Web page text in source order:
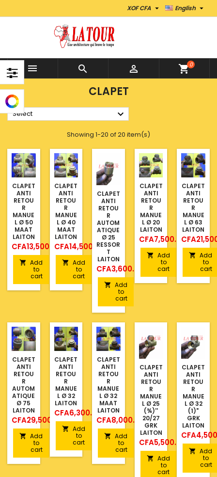
English 
XOF CFA 
   shopping_cart0
CLAPET
Select 
Showing 1-20 of 20 item(s)
CLAPET
ANTI
RETOU
R
MANUE
L Ø 50
MAAT
LAITON
Price
CFA13,500.00
 Add
to
cart
CLAPET
ANTI
RETOU
R
MANUE
L Ø 40
MAAT
LAITON
Price
CFA14,500.00
 Add
to
cart
CLAPET
ANTI
RETOU
R
AUTOM
ATIQUE
Ø 25
RESSOR
T
LAITON
Price
CFA3,600.00

Add
to
cart
CLAPET
ANTI
RETOU
R
MANUE
L Ø 20
LAITON
Price
CFA7,500.00
 Add
to
cart
CLAPET
ANTI
RETOU
R
MANUE
L Ø 63
LAITON
Price

Add
to
cart
CLAPET
ANTI
RETOU
R
AUTOM
ATIQUE
Ø 75
LAITON
Price
CFA29,500.00
 Add
to
cart
CLAPET
ANTI
RETOU
R
MANUE
L Ø 32
LAITON
Price
CFA6,300.00
 Add
to
cart
CLAPET
ANTI
RETOU
R
MANUE
L Ø 32
MAAT
LAITON
Price
CFA8,000.00

Add
to
cart
CLAPET
ANTI
RETOU
R
MANUE
L Ø 25
(¾)''
20/27
GRK
LAITON
Price
CFA5,500.00
 Add
to
cart
CLAPET
ANTI
RETOU
R
MANUE
L Ø 32
(1)"
GRK
LAITON
Price

Add
to
cart